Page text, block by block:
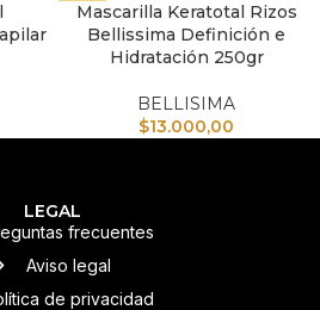
Mascarilla Keratotal Rizos
Bellissima Definición e
Hidratación 250gr
BELLISIMA
$13.000,00
LEGAL
frecuentes
Aviso legal
de privacidad